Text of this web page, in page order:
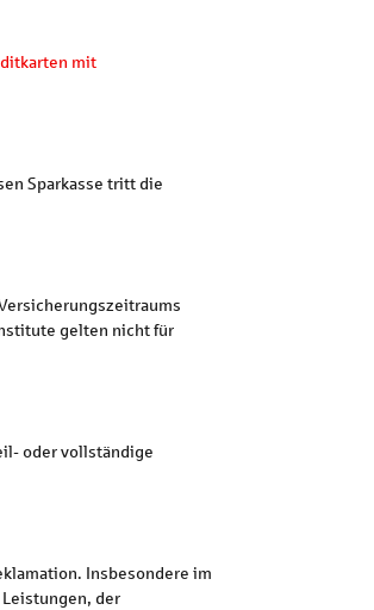
mit
Sparkasse tritt die
gelten nicht für
oder vollständige
Insbesondere im
der